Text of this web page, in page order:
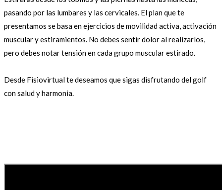
pasando por las lumbares y las cervicales. El plan que te
presentamos se basa en ejercicios de movilidad activa, activación
muscular y estiramientos. No debes sentir dolor al realizarlos,
pero debes notar tensión en cada grupo muscular estirado.
Desde Fisiovirtual te deseamos que sigas disfrutando del golf
con salud y harmonia.